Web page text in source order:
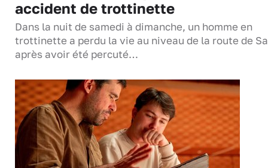
accident de trottinette
Dans la nuit de samedi à dimanche, un homme en
trottinette a perdu la vie au niveau de la route de
après avoir été percuté…